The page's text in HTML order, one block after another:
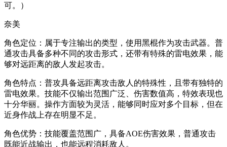
可。）
奈美
角色定位：属于专注输出的类型，使用黑棍作为攻击武器。普
通攻击具备多种不同的攻击形式，还带有特殊的雷电效果，能
够对远距离的敌人发起攻击。
角色特点：普攻具备远距离攻击敌人的特殊性，且带有独特的
雷电效果。技能不仅输出范围广泛、伤害数值高，特效表现也
十分华丽。操作方面较为灵活，能够同时应对多个目标，但在
近身作战上存在明显不足。
角色优势：技能覆盖范围广，具备AOE伤害效果，普通攻击
既能近战输出，也能远程消耗敌人。